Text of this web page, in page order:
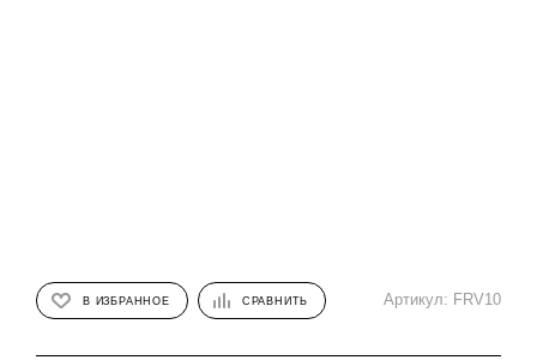
В ИЗБРАННОЕ СРАВНИТЬ Артикул: FRV10